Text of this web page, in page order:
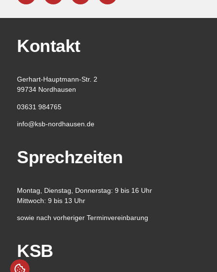
Kontakt
Gerhart-Hauptmann-Str. 2
99734 Nordhausen
03631 984765
info@ksb-nordhausen.de
Sprechzeiten
Montag, Dienstag, Donnerstag: 9 bis 16 Uhr
Mittwoch: 9 bis 13 Uhr
sowie nach vorheriger Terminvereinbarung
KSB